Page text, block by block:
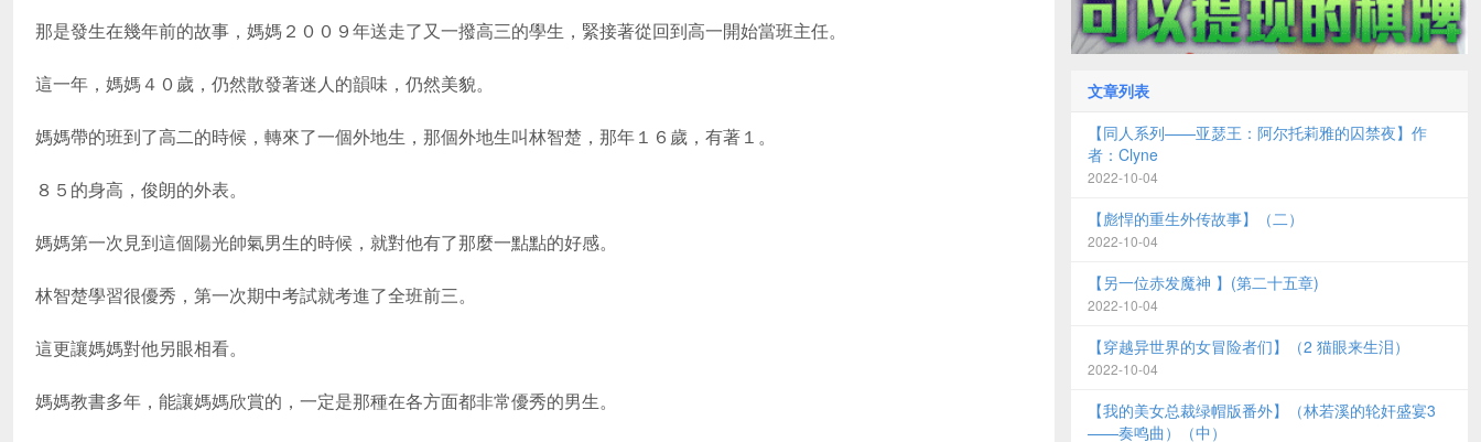
那是發生在幾年前的故事，媽媽２００９年送走了又一撥高三的學生，緊接著從回到高一開始當班主任。
這一年，媽媽４０歲，仍然散發著迷人的韻味，仍然美貌。
媽媽帶的班到了高二的時候，轉來了一個外地生，那個外地生叫林智楚，那年１６歲，有著１。
８５的身高，俊朗的外表。
媽媽第一次見到這個陽光帥氣男生的時候，就對他有了那麼一點點的好感。
林智楚學習很優秀，第一次期中考試就考進了全班前三。
這更讓媽媽對他另眼相看。
媽媽教書多年，能讓媽媽欣賞的，一定是那種在各方面都非常優秀的男生。
文章列表
【同人系列——亚瑟王：阿尔托莉雅的囚禁夜】作
者：Clyne
2022-10-04
【彪悍的重生外传故事】（二）
2022-10-04
【另一位赤发魔神 】(第二十五章)
2022-10-04
【穿越异世界的女冒险者们】（2 猫眼来生泪）
2022-10-04
【我的美女总裁绿帽版番外】（林若溪的轮奸盛宴3
——奏鸣曲）（中）